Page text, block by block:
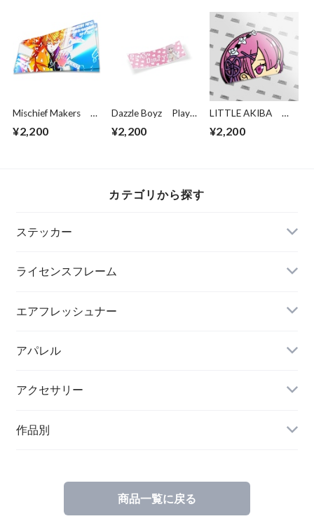
Mischief Makers
¥2,200
Dazzle Boyz Play
¥2,200
LITTLE AKIBA
¥2,200
カテゴリから探す
ステッカー
ライセンスフレーム
エアフレッシュナー
アパレル
アクセサリー
作品別
商品一覧に戻る